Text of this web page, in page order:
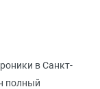
в Санкт-
полный